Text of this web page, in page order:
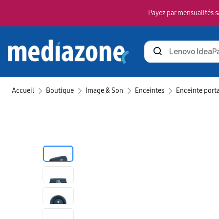
Payez par
Rechercher
des
Accueil Boutique Image & Son Enceintes Enceinte